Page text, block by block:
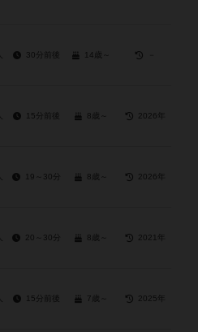
30分前後 14歳～
15分前後 8歳～ 2026年
19～30分 8歳～ 2026年
20～30分 8歳～ 2021年
15分前後 7歳～ 2025年